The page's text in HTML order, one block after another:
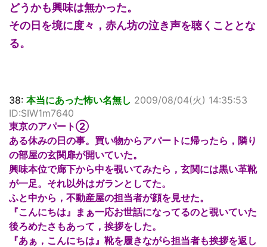
どうかも興味は無かった。
その日を境に度々，赤ん坊の泣き声を聴くこととな
る。
38: 本当にあった怖い名無し 2009/08/04(火) 14:35:53
ID:SIW1m7640
東京のアパート②
ある休みの日の事。買い物からアパートに帰ったら，隣り
の部屋の玄関扉が開いていた。
興味本位で廊下から中を覗いてみたら，玄関には黒い革靴
が一足。それ以外はガランとしてた。
ふと中から，不動産屋の担当者が顔を見せた。
『こんにちは』まぁ一応お世話になってるのと覗いていた
後ろめたさもあって，挨拶をした。
『あぁ，こんにちは』靴を履きながら担当者も挨拶を返し